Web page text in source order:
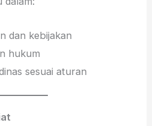
dan kebijakan
hukum
sesuai aturan